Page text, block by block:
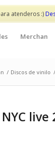
atenderos :)
Merchan
/ Discos de vinilo /
live